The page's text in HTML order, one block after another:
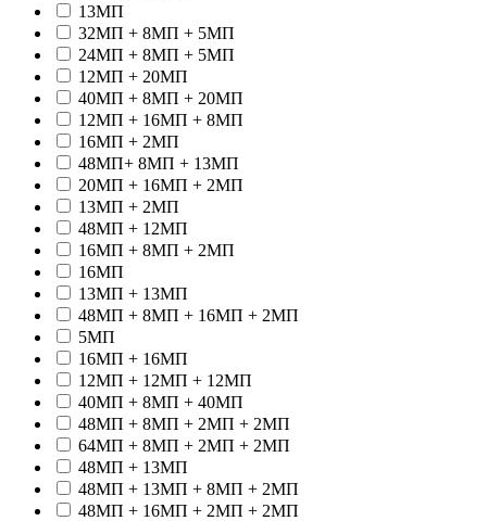
13МП
32МП + 8МП + 5МП
24МП + 8МП + 5МП
12МП + 20МП
40МП + 8МП + 20МП
12МП + 16МП + 8МП
16МП + 2МП
48МП+ 8МП + 13МП
20МП + 16МП + 2МП
13МП + 2МП
48МП + 12МП
16МП + 8МП + 2МП
16МП
13МП + 13МП
48МП + 8МП + 16МП + 2МП
5МП
16МП + 16МП
12МП + 12МП + 12МП
40МП + 8МП + 40МП
48МП + 8МП + 2МП + 2МП
64МП + 8МП + 2МП + 2МП
48МП + 13МП
48МП + 13МП + 8МП + 2МП
48МП + 16МП + 2МП + 2МП